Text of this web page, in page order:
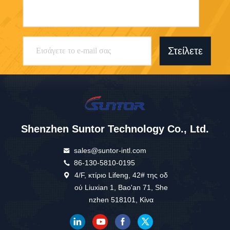
Στείλετε
Shenzhen Suntor Technology Co., Ltd.
sales@suntor-intl.com
86-130-5810-0195
4/F, κτίριο Lifeng, 42# της οδ
ού Liuxian 1, Bao'an 71, She
nzhen 518101, Κίνα